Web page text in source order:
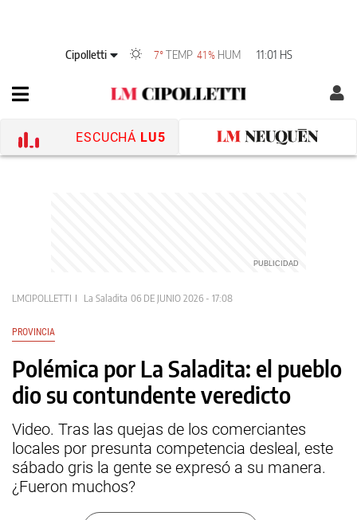
Cipolletti 7° TEMP 41% HUM 11:01 HS
ESCUCHÁ LU5
LMCIPOLLETTI La Saladita 06 DE JUNIO 2026 - 17:08
PROVINCIA
Polémica por La Saladita: el pueblo
dio su contundente veredicto
Video. Tras las quejas de los comerciantes
locales por presunta competencia desleal, este
sábado gris la gente se expresó a su manera.
¿Fueron muchos?